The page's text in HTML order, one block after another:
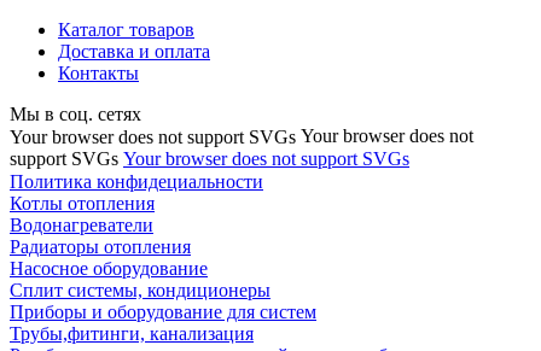
Каталог товаров
Доставка и оплата
Контакты
Мы в соц. сетях
Your browser does not support SVGs Your browser does not
support SVGs Your browser does not support SVGs
Политика конфидециальности
Котлы отопления
Водонагреватели
Радиаторы отопления
Насосное оборудование
Сплит системы, кондиционеры
Приборы и оборудование для систем
Трубы,фитинги, канализация